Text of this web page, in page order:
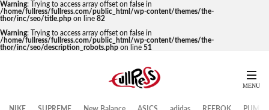
Warning: Trying to access array offset on false in
/home/fullress/fullress.com/public_html/wp-content/themes/the-
thor/inc/seo/title.php on line 82
Warning: Trying to access array offset on false in
/home/fullress/fullress.com/public_html/wp-content/themes/the-
thor/inc/seo/description_robots.php on line 51